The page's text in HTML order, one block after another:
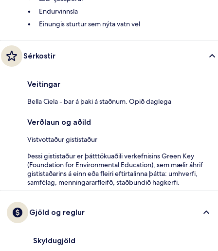
Endurvinnsla
Einungis sturtur sem nýta vatn vel
Sérkostir
Veitingar
Bella Ciela - bar á þaki á staðnum. Opið daglega
Verðlaun og aðild
Vistvottaður gististaður
Þessi gististaður er þátttökuaðili verkefnisins Green Key
(Foundation for Environmental Education), sem mælir áhrif
gististaðarins á einn eða fleiri eftirtalinna þátta: umhverfi,
samfélag, menningararfleifð, staðbundið hagkerfi.
Gjöld og reglur
Skyldugjöld